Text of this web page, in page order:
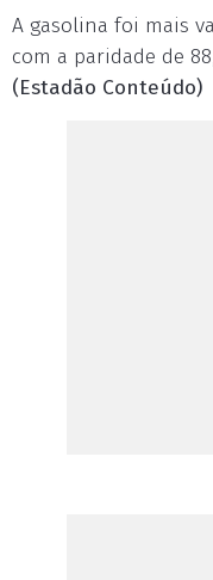
A gasolina foi mais
com a paridade de
(Estadão Conteúdo)